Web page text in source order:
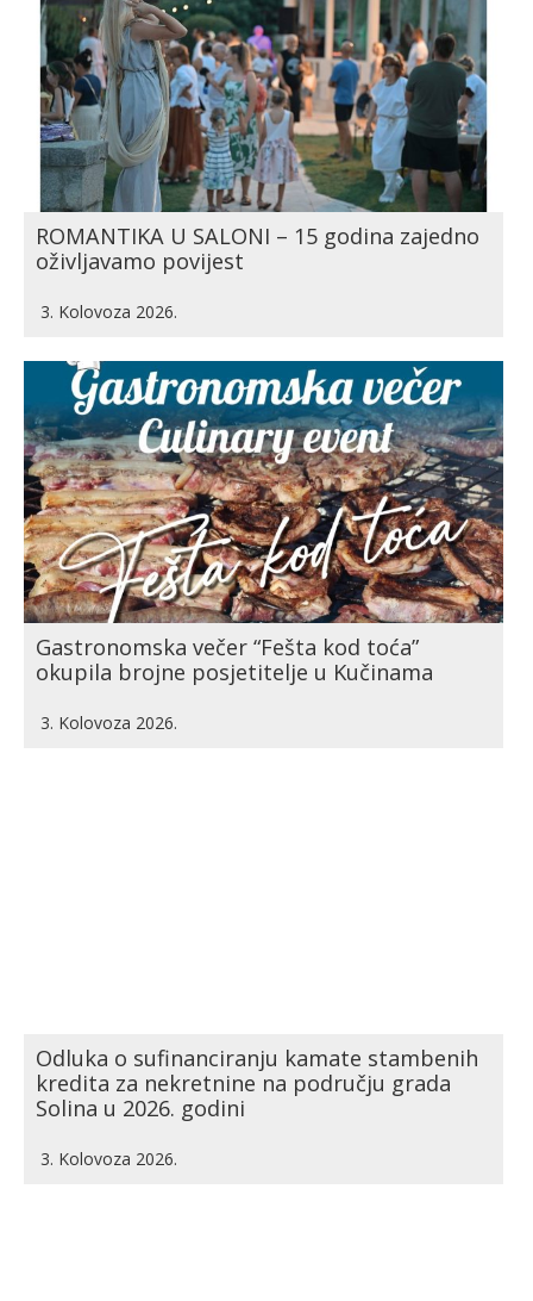
ROMANTIKA U SALONI – 15 godina zajedno
oživljavamo povijest
3. Kolovoza 2026.
Gastronomska večer “Fešta kod toća”
okupila brojne posjetitelje u Kučinama
3. Kolovoza 2026.
Odluka o sufinanciranju kamate stambenih
kredita za nekretnine na području grada
Solina u 2026. godini
3. Kolovoza 2026.